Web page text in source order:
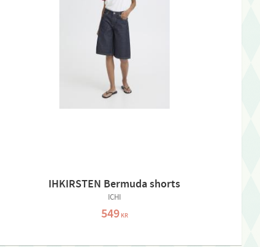
IHKIRSTEN Bermuda shorts
ICHI
549KR